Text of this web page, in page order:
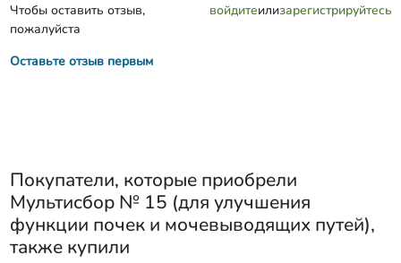
Чтобы оставить отзыв,
пожалуйста
войдитеилизарегистрируйтесь
Оставьте отзыв первым
Покупатели, которые приобрели
Мультисбор № 15 (для улучшения
функции почек и мочевыводящих путей),
также купили